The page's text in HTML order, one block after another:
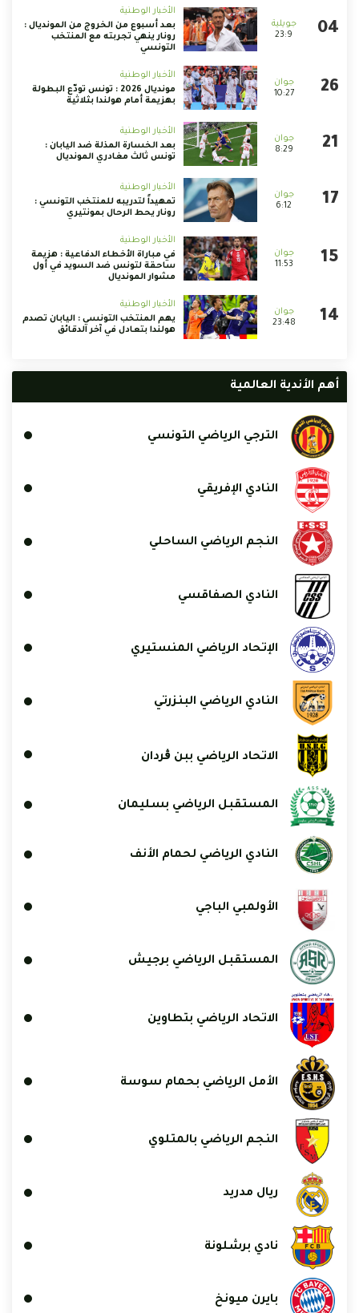
23:9
الأخبار الوطنية
بعد أسبوع من الخروج من المونديال :
رونار ينهي تجربته مع المنتخب
التونسي
10:27
الأخبار الوطنية
مونديال 2026 : تونس تودّع البطولة
بهزيمة أمام هولندا بثلاثية
8:29
الأخبار الوطنية
بعد الخسارة المذلة ضد اليابان :
تونس ثالث مغادري المونديال
6:12
الأخبار الوطنية
تمهيداً لتدريبه للمنتخب التونسي :
رونار يحط الرحال بمونتيري
11:53
الأخبار الوطنية
في مباراة الأخطاء الدفاعية : هزيمة
ساحقة لتونس ضد السويد في أول
مشوار المونديال
23:48
الأخبار الوطنية
يهم المنتخب التونسي : اليابان تصدم
هولندا بتعادل في آخر الدقائق
أهم الأندية العالمية
الترجي الرياضي التونسي
النادي الإفريقي
النجم الرياضي الساحلي
النادي الصفاقسي
الإتحاد الرياضي المنستيري
النادي الرياضي البنزرتي
الاتحاد الرياضي ببن ڨردان
المستقبل الرياضي بسليمان
النادي الرياضي لحمام الأنف
الأولمبي الباجي
المستقبل الرياضي برجيش
الاتحاد الرياضي بتطاوين
الأمل الرياضي بحمام سوسة
النجم الرياضي بالمتلوي
ريال مدريد
نادي برشلونة
بايرن ميونخ